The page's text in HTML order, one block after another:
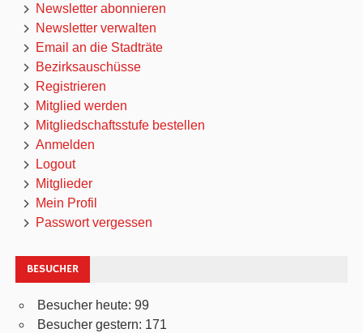
Newsletter abonnieren
Newsletter verwalten
Email an die Stadträte
Bezirksauschüsse
Registrieren
Mitglied werden
Mitgliedschaftsstufe bestellen
Anmelden
Logout
Mitglieder
Mein Profil
Passwort vergessen
BESUCHER
Besucher heute: 99
Besucher gestern: 171